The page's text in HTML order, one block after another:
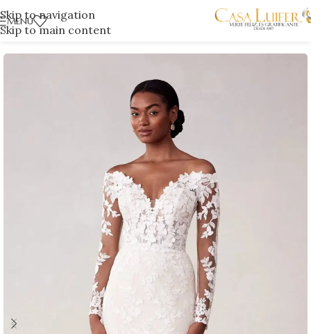
Skip to navigation
Skip to main content
MENÚ
Inicio/ Tienda Poblado